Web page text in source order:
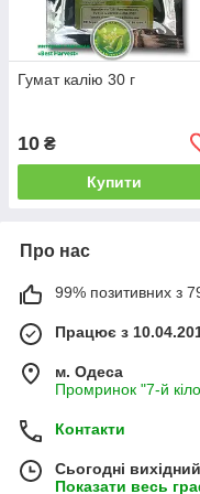
Гумат калію 30 г
10 ₴
Купити
Про нас
99% позитивних з
Працює з
м. Одеса
Промринок "7-й
Контакти
Сьогодні вихідний
Показати весь